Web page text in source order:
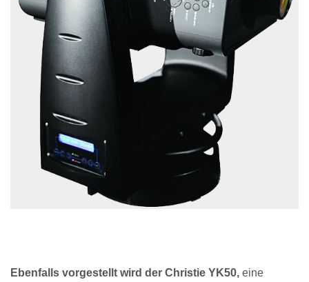
Ebenfalls vorgestellt wird der Christie YK50, eine